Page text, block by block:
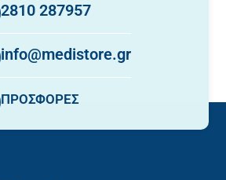
2810 287957
info@medistore.gr
ΠΡΟΣΦΟΡΕΣ